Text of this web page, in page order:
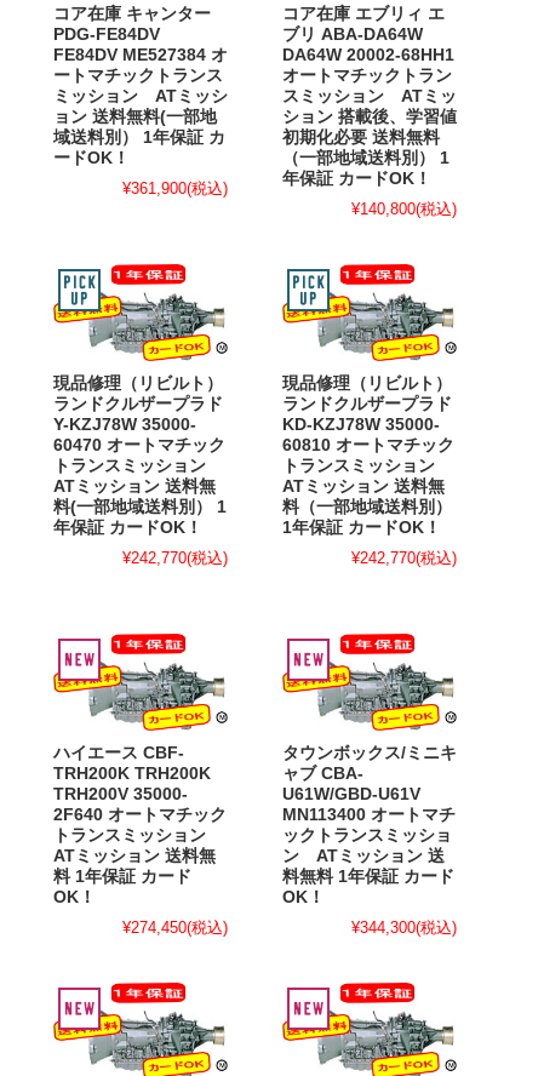
コア在庫 キャンター
PDG-FE84DV
FE84DV ME527384 オ
ートマチックトランス
ミッション ATミッシ
ョン 送料無料(一部地
域送料別） 1年保証 カ
ードOK！
¥361,900(税込)
コア在庫 エブリィ エ
ブリ ABA-DA64W
DA64W 20002-68HH1
オートマチックトラン
スミッション ATミッ
ション 搭載後、学習値
初期化必要 送料無料
（一部地域送料別） 1
年保証 カードOK！
¥140,800(税込)
現品修理（リビルト）
ランドクルザープラド
Y-KZJ78W 35000-
60470 オートマチック
トランスミッション
ATミッション 送料無
料(一部地域送料別） 1
年保証 カードOK！
¥242,770(税込)
現品修理（リビルト）
ランドクルザープラド
KD-KZJ78W 35000-
60810 オートマチック
トランスミッション
ATミッション 送料無
料（一部地域送料別）
1年保証 カードOK！
¥242,770(税込)
ハイエース CBF-
TRH200K TRH200K
TRH200V 35000-
2F640 オートマチック
トランスミッション
ATミッション 送料無
料 1年保証 カード
OK！
¥274,450(税込)
タウンボックス/ミニキ
ャブ CBA-
U61W/GBD-U61V
MN113400 オートマチ
ックトランスミッショ
ン ATミッション 送
料無料 1年保証 カード
OK！
¥344,300(税込)